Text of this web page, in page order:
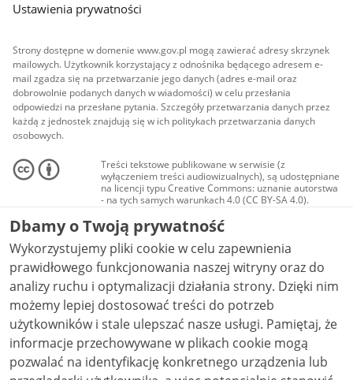
Ustawienia prywatności
Strony dostępne w domenie www.gov.pl mogą zawierać adresy skrzynek
mailowych. Użytkownik korzystający z odnośnika będącego adresem e-
mail zgadza się na przetwarzanie jego danych (adres e-mail oraz
dobrowolnie podanych danych w wiadomości) w celu przesłania
odpowiedzi na przesłane pytania. Szczegóły przetwarzania danych przez
każdą z jednostek znajdują się w ich politykach przetwarzania danych
osobowych.
Treści tekstowe publikowane w serwisie (z
wyłączeniem treści audiowizualnych), są udostępniane
na licencji typu Creative Commons: uznanie autorstwa
- na tych samych warunkach 4.0 (CC BY-SA 4.0).
Materiały audiowizualne, w tym zdjęcia, materiały
audio i wideo, są udostępniane na licencji typu
Creative Commons: uznanie autorstwa użycie
niekomercyjne - bez utworów zależnych 4.0 (CC BY-
NC-ND 4.0), o ile nie jest to stwierdzone inaczej.
Dbamy o Twoją prywatność
Wykorzystujemy pliki cookie w celu zapewnienia
prawidłowego funkcjonowania naszej witryny oraz do
analizy ruchu i optymalizacji działania strony. Dzięki nim
możemy lepiej dostosować treści do potrzeb
użytkowników i stale ulepszać nasze usługi. Pamiętaj, że
informacje przechowywane w plikach cookie mogą
pozwalać na identyfikację konkretnego urządzenia lub